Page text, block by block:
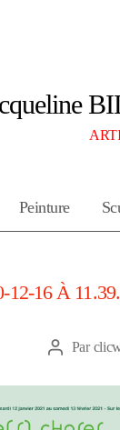
Peinture
12-16 À
Auteur
Par